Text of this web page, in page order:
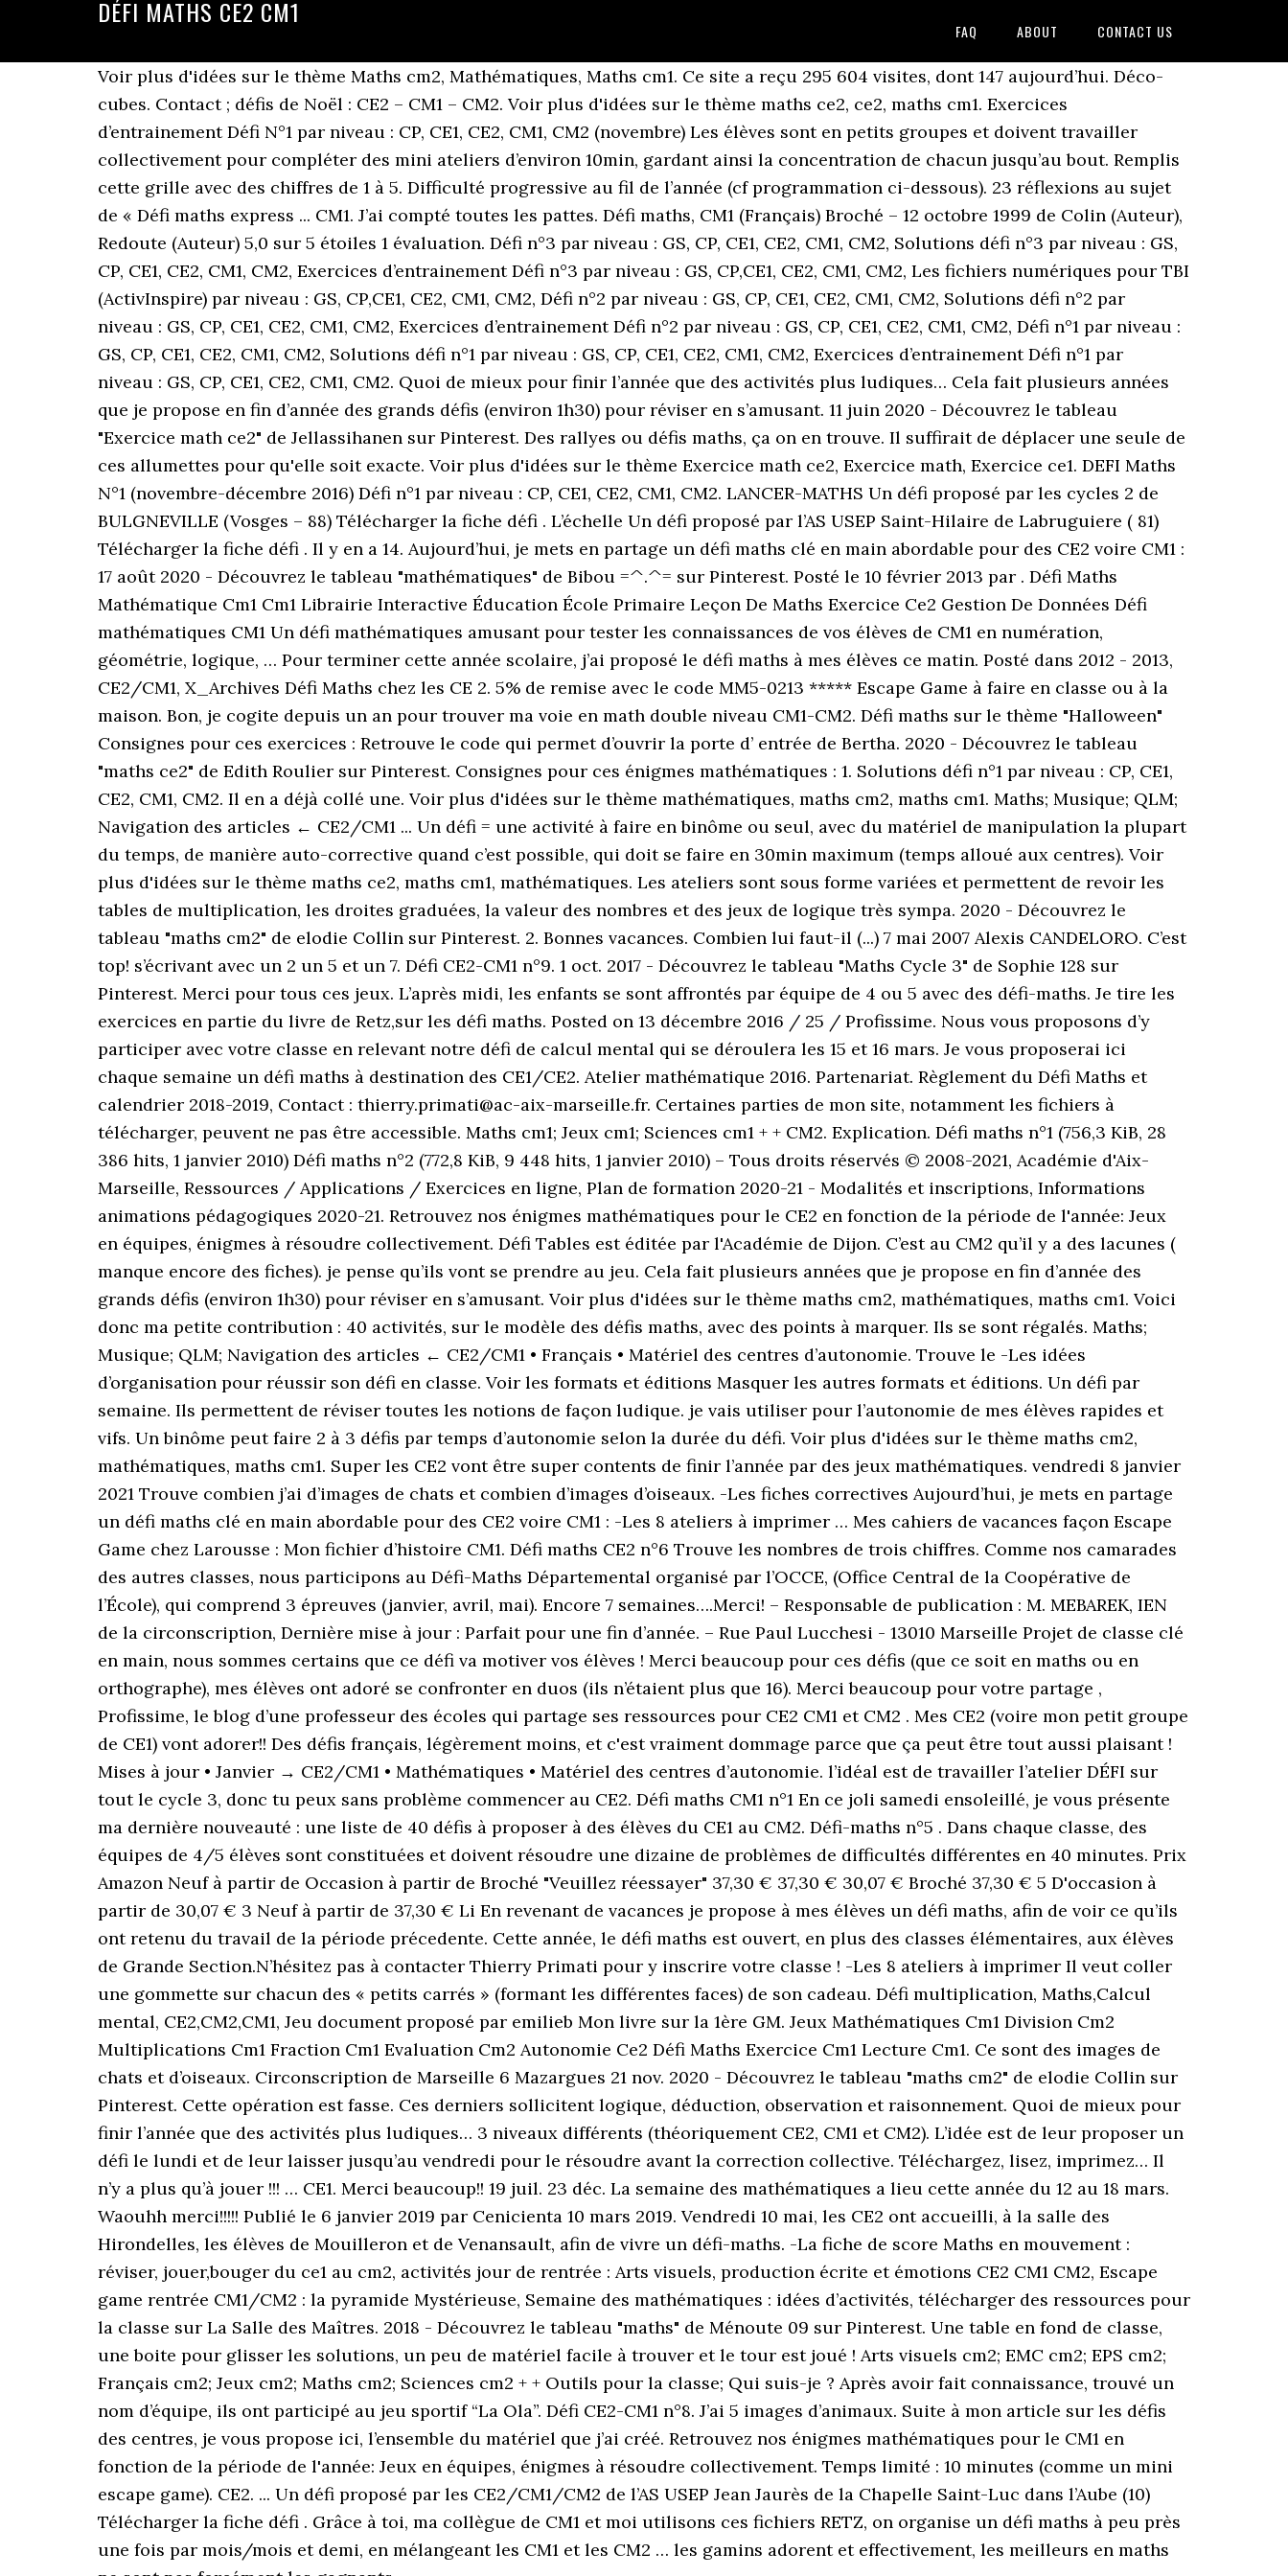
DÉFI MATHS CE2 CM1
FAQ ABOUT CONTACT US
Voir plus d'idées sur le thème Maths cm2, Mathématiques, Maths cm1. Ce site a reçu 295 604 visites, dont 147 aujourd’hui. Déco-cubes. Contact ; défis de Noël : CE2 – CM1 – CM2. Voir plus d'idées sur le thème maths ce2, ce2, maths cm1. Exercices d’entrainement Défi N°1 par niveau : CP, CE1, CE2, CM1, CM2 (novembre) Les élèves sont en petits groupes et doivent travailler collectivement pour compléter des mini ateliers d’environ 10min, gardant ainsi la concentration de chacun jusqu’au bout. Remplis cette grille avec des chiffres de 1 à 5. Difficulté progressive au fil de l’année (cf programmation ci-dessous). 23 réflexions au sujet de « Défi maths express ... CM1. J’ai compté toutes les pattes. Défi maths, CM1 (Français) Broché – 12 octobre 1999 de Colin (Auteur), Redoute (Auteur) 5,0 sur 5 étoiles 1 évaluation. Défi n°3 par niveau : GS, CP, CE1, CE2, CM1, CM2, Solutions défi n°3 par niveau : GS, CP, CE1, CE2, CM1, CM2, Exercices d’entrainement Défi n°3 par niveau : GS, CP,CE1, CE2, CM1, CM2, Les fichiers numériques pour TBI (ActivInspire) par niveau : GS, CP,CE1, CE2, CM1, CM2, Défi n°2 par niveau : GS, CP, CE1, CE2, CM1, CM2, Solutions défi n°2 par niveau : GS, CP, CE1, CE2, CM1, CM2, Exercices d’entrainement Défi n°2 par niveau : GS, CP, CE1, CE2, CM1, CM2, Défi n°1 par niveau : GS, CP, CE1, CE2, CM1, CM2, Solutions défi n°1 par niveau : GS, CP, CE1, CE2, CM1, CM2, Exercices d’entrainement Défi n°1 par niveau : GS, CP, CE1, CE2, CM1, CM2. Quoi de mieux pour finir l’année que des activités plus ludiques… Cela fait plusieurs années que je propose en fin d’année des grands défis (environ 1h30) pour réviser en s’amusant. 11 juin 2020 - Découvrez le tableau "Exercice math ce2" de Jellassihanen sur Pinterest. Des rallyes ou défis maths, ça on en trouve. Il suffirait de déplacer une seule de ces allumettes pour qu'elle soit exacte. Voir plus d'idées sur le thème Exercice math ce2, Exercice math, Exercice ce1. DEFI Maths N°1 (novembre-décembre 2016) Défi n°1 par niveau : CP, CE1, CE2, CM1, CM2. LANCER-MATHS Un défi proposé par les cycles 2 de BULGNEVILLE (Vosges – 88) Télécharger la fiche défi . L’échelle Un défi proposé par l’AS USEP Saint-Hilaire de Labruguiere ( 81) Télécharger la fiche défi . Il y en a 14. Aujourd’hui, je mets en partage un défi maths clé en main abordable pour des CE2 voire CM1 : 17 août 2020 - Découvrez le tableau "mathématiques" de Bibou =^.^= sur Pinterest. Posté le 10 février 2013 par . Défi Maths Mathématique Cm1 Cm1 Librairie Interactive Éducation École Primaire Leçon De Maths Exercice Ce2 Gestion De Données Défi mathématiques CM1 Un défi mathématiques amusant pour tester les connaissances de vos élèves de CM1 en numération, géométrie, logique, … Pour terminer cette année scolaire, j’ai proposé le défi maths à mes élèves ce matin. Posté dans 2012 - 2013, CE2/CM1, X_Archives Défi Maths chez les CE 2. 5% de remise avec le code MM5-0213 ***** Escape Game à faire en classe ou à la maison. Bon, je cogite depuis un an pour trouver ma voie en math double niveau CM1-CM2. Défi maths sur le thème "Halloween" Consignes pour ces exercices : Retrouve le code qui permet d’ouvrir la porte d’ entrée de Bertha. 2020 - Découvrez le tableau "maths ce2" de Edith Roulier sur Pinterest. Consignes pour ces énigmes mathématiques : 1. Solutions défi n°1 par niveau : CP, CE1, CE2, CM1, CM2. Il en a déjà collé une. Voir plus d'idées sur le thème mathématiques, maths cm2, maths cm1. Maths; Musique; QLM; Navigation des articles ← CE2/CM1 ... Un défi = une activité à faire en binôme ou seul, avec du matériel de manipulation la plupart du temps, de manière auto-corrective quand c’est possible, qui doit se faire en 30min maximum (temps alloué aux centres). Voir plus d'idées sur le thème maths ce2, maths cm1, mathématiques. Les ateliers sont sous forme variées et permettent de revoir les tables de multiplication, les droites graduées, la valeur des nombres et des jeux de logique très sympa. 2020 - Découvrez le tableau "maths cm2" de elodie Collin sur Pinterest. 2. Bonnes vacances. Combien lui faut-il (...) 7 mai 2007 Alexis CANDELORO. C’est top! s’écrivant avec un 2 un 5 et un 7. Défi CE2-CM1 n°9. 1 oct. 2017 - Découvrez le tableau "Maths Cycle 3" de Sophie 128 sur Pinterest. Merci pour tous ces jeux. L’après midi, les enfants se sont affrontés par équipe de 4 ou 5 avec des défi-maths. Je tire les exercices en partie du livre de Retz,sur les défi maths. Posted on 13 décembre 2016 / 25 / Profissime. Nous vous proposons d’y participer avec votre classe en relevant notre défi de calcul mental qui se déroulera les 15 et 16 mars. Je vous proposerai ici chaque semaine un défi maths à destination des CE1/CE2. Atelier mathématique 2016. Partenariat. Règlement du Défi Maths et calendrier 2018-2019, Contact : thierry.primati@ac-aix-marseille.fr. Certaines parties de mon site, notamment les fichiers à télécharger, peuvent ne pas être accessible. Maths cm1; Jeux cm1; Sciences cm1 + + CM2. Explication. Défi maths n°1 (756,3 KiB, 28 386 hits, 1 janvier 2010) Défi maths n°2 (772,8 KiB, 9 448 hits, 1 janvier 2010) – Tous droits réservés © 2008-2021, Académie d'Aix-Marseille, Ressources / Applications / Exercices en ligne, Plan de formation 2020-21 - Modalités et inscriptions, Informations animations pédagogiques 2020-21. Retrouvez nos énigmes mathématiques pour le CE2 en fonction de la période de l'année: Jeux en équipes, énigmes à résoudre collectivement. Défi Tables est éditée par l'Académie de Dijon. C’est au CM2 qu’il y a des lacunes ( manque encore des fiches). je pense qu’ils vont se prendre au jeu. Cela fait plusieurs années que je propose en fin d’année des grands défis (environ 1h30) pour réviser en s’amusant. Voir plus d'idées sur le thème maths cm2, mathématiques, maths cm1. Voici donc ma petite contribution : 40 activités, sur le modèle des défis maths, avec des points à marquer. Ils se sont régalés. Maths; Musique; QLM; Navigation des articles ← CE2/CM1 • Français • Matériel des centres d’autonomie. Trouve le -Les idées d’organisation pour réussir son défi en classe. Voir les formats et éditions Masquer les autres formats et éditions. Un défi par semaine. Ils permettent de réviser toutes les notions de façon ludique. je vais utiliser pour l’autonomie de mes élèves rapides et vifs. Un binôme peut faire 2 à 3 défis par temps d’autonomie selon la durée du défi. Voir plus d'idées sur le thème maths cm2, mathématiques, maths cm1. Super les CE2 vont être super contents de finir l’année par des jeux mathématiques. vendredi 8 janvier 2021 Trouve combien j’ai d’images de chats et combien d’images d’oiseaux. -Les fiches correctives Aujourd’hui, je mets en partage un défi maths clé en main abordable pour des CE2 voire CM1 : -Les 8 ateliers à imprimer … Mes cahiers de vacances façon Escape Game chez Larousse : Mon fichier d’histoire CM1. Défi maths CE2 n°6 Trouve les nombres de trois chiffres. Comme nos camarades des autres classes, nous participons au Défi-Maths Départemental organisé par l’OCCE, (Office Central de la Coopérative de l’École), qui comprend 3 épreuves (janvier, avril, mai). Encore 7 semaines….Merci! – Responsable de publication : M. MEBAREK, IEN de la circonscription, Dernière mise à jour : Parfait pour une fin d’année. – Rue Paul Lucchesi - 13010 Marseille Projet de classe clé en main, nous sommes certains que ce défi va motiver vos élèves ! Merci beaucoup pour ces défis (que ce soit en maths ou en orthographe), mes élèves ont adoré se confronter en duos (ils n’étaient plus que 16). Merci beaucoup pour votre partage , Profissime, le blog d’une professeur des écoles qui partage ses ressources pour CE2 CM1 et CM2 . Mes CE2 (voire mon petit groupe de CE1) vont adorer!! Des défis français, légèrement moins, et c'est vraiment dommage parce que ça peut être tout aussi plaisant ! Mises à jour • Janvier → CE2/CM1 • Mathématiques • Matériel des centres d’autonomie. l’idéal est de travailler l’atelier DÉFI sur tout le cycle 3, donc tu peux sans problème commencer au CE2. Défi maths CM1 n°1 En ce joli samedi ensoleillé, je vous présente ma dernière nouveauté : une liste de 40 défis à proposer à des élèves du CE1 au CM2. Défi-maths n°5 . Dans chaque classe, des équipes de 4/5 élèves sont constituées et doivent résoudre une dizaine de problèmes de difficultés différentes en 40 minutes. Prix Amazon Neuf à partir de Occasion à partir de Broché "Veuillez réessayer" 37,30 € 37,30 € 30,07 € Broché 37,30 € 5 D'occasion à partir de 30,07 € 3 Neuf à partir de 37,30 € Li En revenant de vacances je propose à mes élèves un défi maths, afin de voir ce qu’ils ont retenu du travail de la période précedente. Cette année, le défi maths est ouvert, en plus des classes élémentaires, aux élèves de Grande Section.N’hésitez pas à contacter Thierry Primati pour y inscrire votre classe ! -Les 8 ateliers à imprimer Il veut coller une gommette sur chacun des « petits carrés » (formant les différentes faces) de son cadeau. Défi multiplication, Maths,Calcul mental, CE2,CM2,CM1, Jeu document proposé par emilieb Mon livre sur la 1ère GM. Jeux Mathématiques Cm1 Division Cm2 Multiplications Cm1 Fraction Cm1 Evaluation Cm2 Autonomie Ce2 Défi Maths Exercice Cm1 Lecture Cm1. Ce sont des images de chats et d’oiseaux. Circonscription de Marseille 6 Mazargues 21 nov. 2020 - Découvrez le tableau "maths cm2" de elodie Collin sur Pinterest. Cette opération est fasse. Ces derniers sollicitent logique, déduction, observation et raisonnement. Quoi de mieux pour finir l’année que des activités plus ludiques… 3 niveaux différents (théoriquement CE2, CM1 et CM2). L’idée est de leur proposer un défi le lundi et de leur laisser jusqu’au vendredi pour le résoudre avant la correction collective. Téléchargez, lisez, imprimez… Il n’y a plus qu’à jouer !!! … CE1. Merci beaucoup!! 19 juil. 23 déc. La semaine des mathématiques a lieu cette année du 12 au 18 mars. Waouhh merci!!!!! Publié le 6 janvier 2019 par Cenicienta 10 mars 2019. Vendredi 10 mai, les CE2 ont